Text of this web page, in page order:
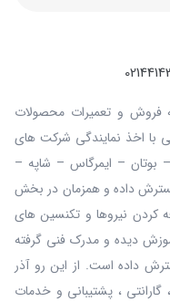
سال 1378 پا به عرصه فروش و تعمیرات محصولات
اخذ نمایندگی شرکت های
– بوتان – ایمرگاس – شاپه –
داده و همزمان در بخش
کردن نیروها و تکنسین های
دیده و مدرک فنی گرفته
داده است. از این رو آذر
، پشتیبانی و خدمات